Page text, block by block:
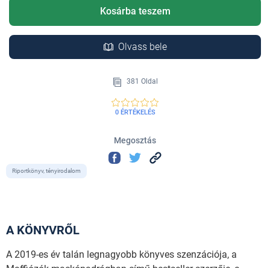
Kosárba teszem
Olvass bele
381 Oldal
0 ÉRTÉKELÉS
Megosztás
Riportkönyv, tényirodalom
A KÖNYVRŐL
A 2019-es év talán legnagyobb könyves szenzációja, a